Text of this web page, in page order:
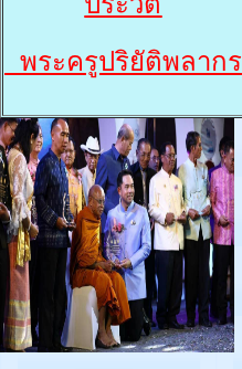
พระครูปริยัติพลากร